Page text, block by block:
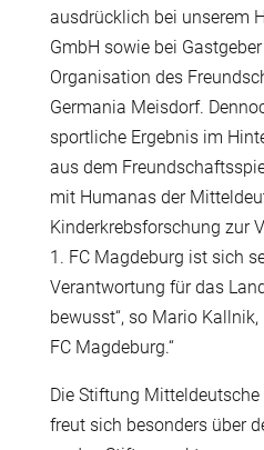
ausdrücklich bei unserem
GmbH sowie bei
Organisation des
Germania Meisdorf.
sportliche Ergebnis im
aus dem
mit Humanas der
Kinderkrebsforschung zur
1. FC Magdeburg ist sich
Verantwortung für das
bewusst“, so Mario
FC Magdeburg.“
Die Stiftung
freut sich besonders über